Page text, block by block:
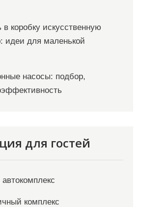
в коробку искусственную
идеи для маленькой
насосы: подбор,
для гостей
комплекс